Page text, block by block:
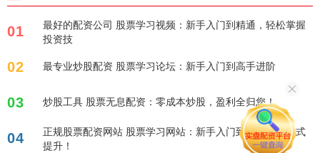
01
最好的配资公司 股票学习视频：新手入门到精通，轻松掌握
投资技
02 最专业炒股配资 股票学习论坛：新手入门到高手进阶
03 炒股工具 股票无息配资：零成本炒股，盈利全归您！
04
正规股票配资网站 股票学习网站：新手入门到精通，一站式
提升！